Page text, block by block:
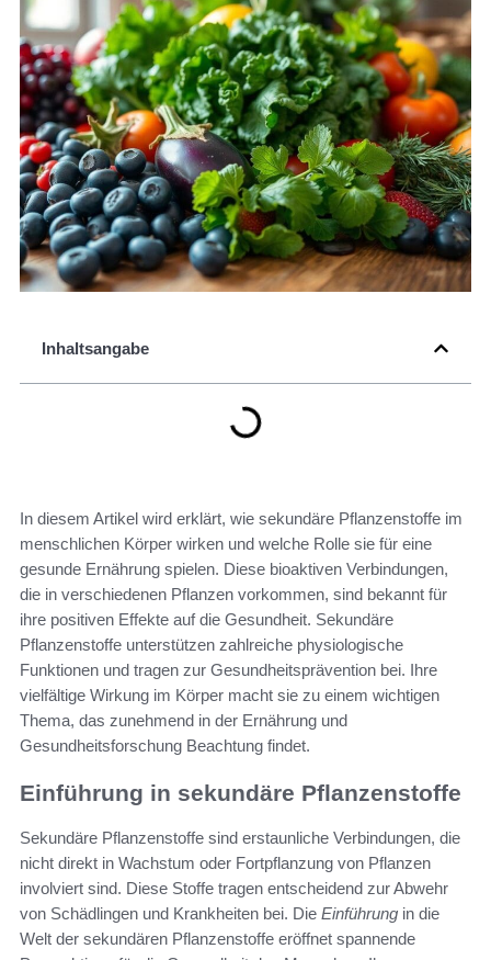
Inhaltsangabe
In diesem Artikel wird erklärt, wie sekundäre Pflanzenstoffe im
menschlichen Körper wirken und welche Rolle sie für eine
gesunde Ernährung spielen. Diese bioaktiven Verbindungen,
die in verschiedenen Pflanzen vorkommen, sind bekannt für
ihre positiven Effekte auf die Gesundheit. Sekundäre
Pflanzenstoffe unterstützen zahlreiche physiologische
Funktionen und tragen zur Gesundheitsprävention bei. Ihre
vielfältige Wirkung im Körper macht sie zu einem wichtigen
Thema, das zunehmend in der Ernährung und
Gesundheitsforschung Beachtung findet.
Einführung in sekundäre Pflanzenstoffe
Sekundäre Pflanzenstoffe sind erstaunliche Verbindungen, die
nicht direkt in Wachstum oder Fortpflanzung von Pflanzen
involviert sind. Diese Stoffe tragen entscheidend zur Abwehr
von Schädlingen und Krankheiten bei. Die Einführung in die
Welt der sekundären Pflanzenstoffe eröffnet spannende